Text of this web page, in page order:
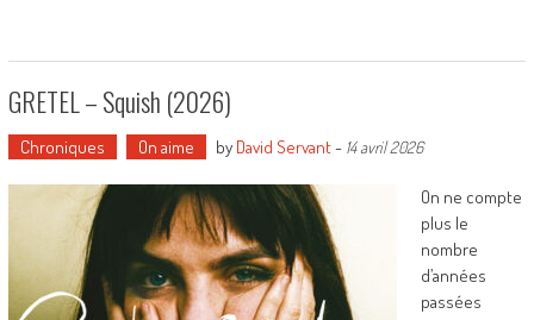
GRETEL – Squish (2026)
Chroniques On aime by David Servant- 14 avril 2026
On ne compte
plus le
nombre
d’années
passées